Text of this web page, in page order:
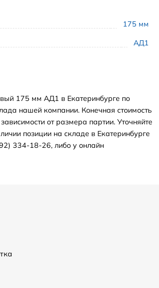
175 мм
АД1
175 мм АД1 в Екатеринбурге по
нашей компании. Конечная стоимость
от размера партии. Уточняйте
позиции на складе в Екатеринбурге
334-18-26, либо у онлайн